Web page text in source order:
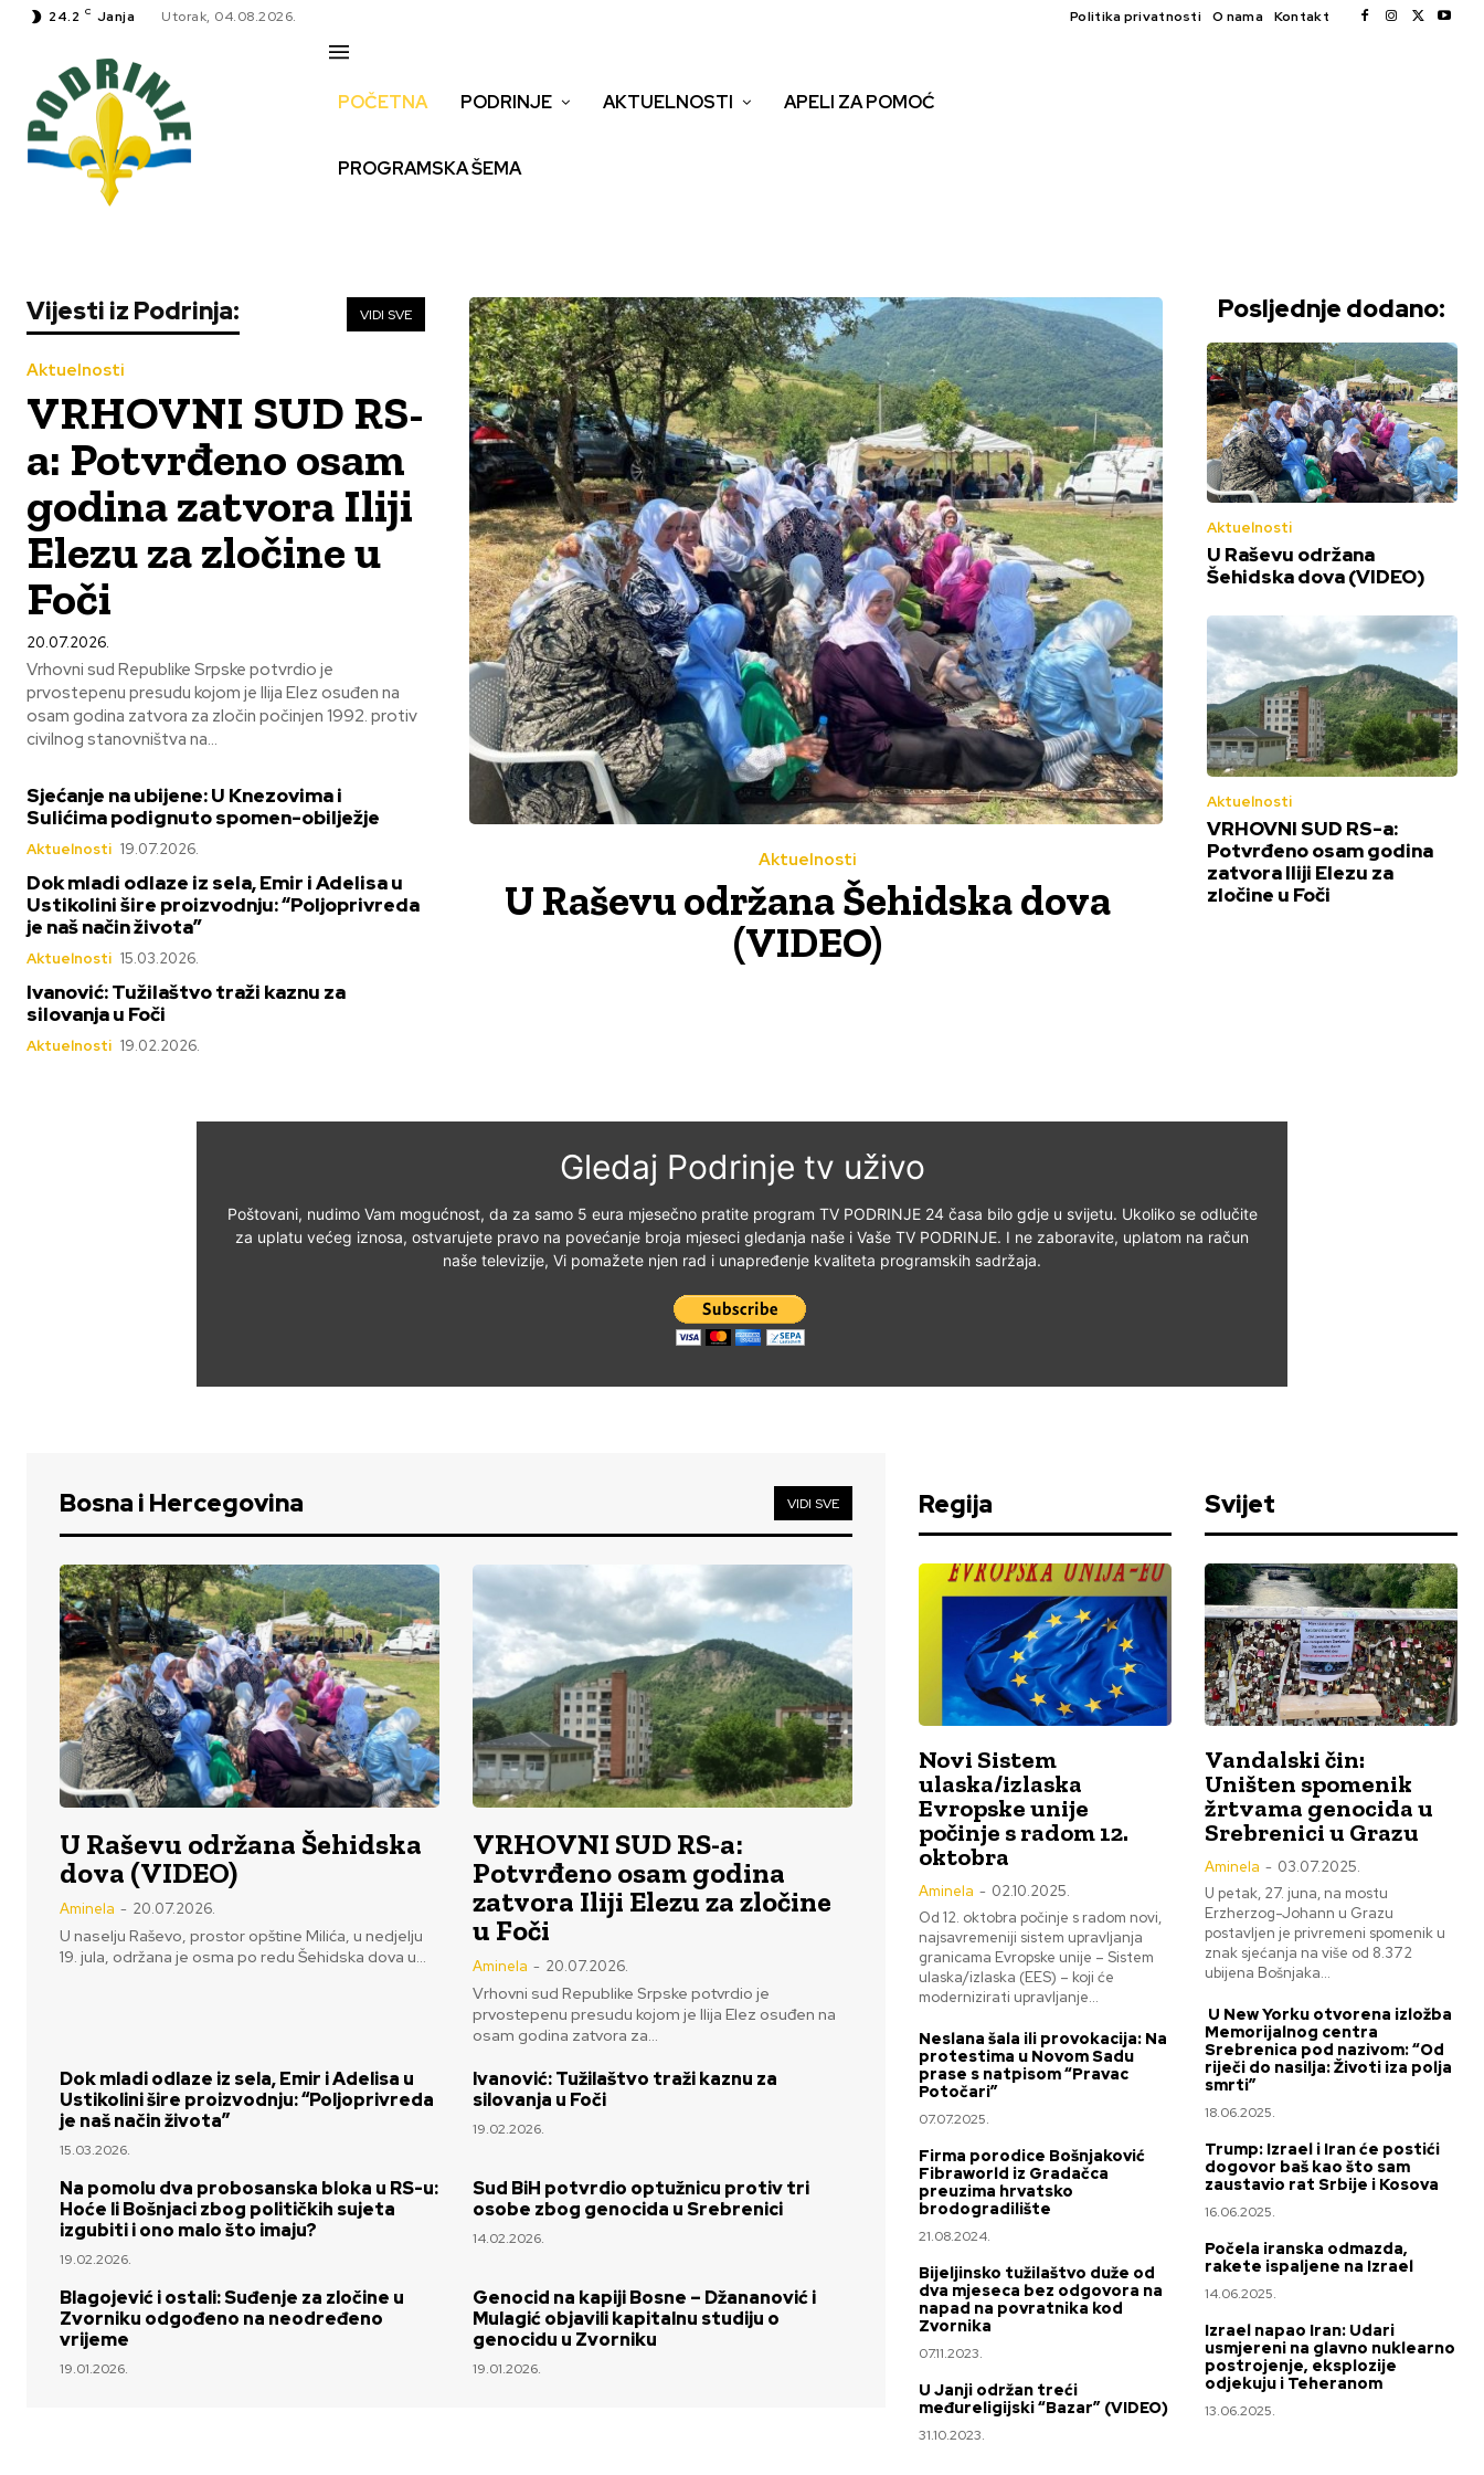
24.2 C Janja Utorak, 04.08.2026. Politika privatnosti O nama Kontakt
POČETNA PODRINJE AKTUELNOSTI APELI ZA POMOĆ
PROGRAMSKA ŠEMA
VIDI SVE
Vijesti iz Podrinja:
Aktuelnosti
VRHOVNI SUD RS-
a: Potvrđeno osam
godina zatvora Iliji
Elezu za zločine u
Foči
20.07.2026.
Vrhovni sud Republike Srpske potvrdio je
prvostepenu presudu kojom je Ilija Elez osuđen na
osam godina zatvora za zločin počinjen 1992. protiv
civilnog stanovništva na...
Sjećanje na ubijene: U Knezovima i
Sulićima podignuto spomen-obilježje
Aktuelnosti 19.07.2026.
Dok mladi odlaze iz sela, Emir i Adelisa u
Ustikolini šire proizvodnju: “Poljoprivreda
je naš način života”
Aktuelnosti 15.03.2026.
Ivanović: Tužilaštvo traži kaznu za
silovanja u Foči
Aktuelnosti 19.02.2026.
Aktuelnosti
U Raševu održana Šehidska dova
(VIDEO)
Posljednje dodano:
Aktuelnosti
U Raševu održana
Šehidska dova (VIDEO)
Aktuelnosti
VRHOVNI SUD RS-a:
Potvrđeno osam godina
zatvora Iliji Elezu za
zločine u Foči
Gledaj Podrinje tv uživo
Poštovani, nudimo Vam mogućnost, da za samo 5 eura mjesečno pratite program TV PODRINJE 24 časa bilo gdje u svijetu. Ukoliko se odlučite
za uplatu većeg iznosa, ostvarujete pravo na povećanje broja mjeseci gledanja naše i Vaše TV PODRINJE. I ne zaboravite, uplatom na račun
naše televizije, Vi pomažete njen rad i unapređenje kvaliteta programskih sadržaja.
Bosna i Hercegovina VIDI SVE
U Raševu održana Šehidska
dova (VIDEO)
Aminela - 20.07.2026.
U naselju Raševo, prostor opštine Milića, u nedjelju
19. jula, održana je osma po redu Šehidska dova u...
VRHOVNI SUD RS-a:
Potvrđeno osam godina
zatvora Iliji Elezu za zločine
u Foči
Aminela - 20.07.2026.
Vrhovni sud Republike Srpske potvrdio je
prvostepenu presudu kojom je Ilija Elez osuđen na
osam godina zatvora za...
Dok mladi odlaze iz sela, Emir i Adelisa u
Ustikolini šire proizvodnju: “Poljoprivreda
je naš način života”
15.03.2026.
Ivanović: Tužilaštvo traži kaznu za
silovanja u Foči
19.02.2026.
Na pomolu dva probosanska bloka u RS-u:
Hoće li Bošnjaci zbog političkih sujeta
izgubiti i ono malo što imaju?
19.02.2026.
Sud BiH potvrdio optužnicu protiv tri
osobe zbog genocida u Srebrenici
14.02.2026.
Blagojević i ostali: Suđenje za zločine u
Zvorniku odgođeno na neodređeno
vrijeme
19.01.2026.
Genocid na kapiji Bosne – Džananović i
Mulagić objavili kapitalnu studiju o
genocidu u Zvorniku
19.01.2026.
Regija
Novi Sistem
ulaska/izlaska
Evropske unije
počinje s radom 12.
oktobra
Aminela - 02.10.2025.
Od 12. oktobra počinje s radom novi,
najsavremeniji sistem upravljanja
granicama Evropske unije – Sistem
ulaska/izlaska (EES) – koji će
modernizirati upravljanje...
Neslana šala ili provokacija: Na
protestima u Novom Sadu
prase s natpisom “Pravac
Potočari”
07.07.2025.
Firma porodice Bošnjaković
Fibraworld iz Gradačca
preuzima hrvatsko
brodogradilište
21.08.2024.
Bijeljinsko tužilaštvo duže od
dva mjeseca bez odgovora na
napad na povratnika kod
Zvornika
07.11.2023.
U Janji održan treći
međureligijski “Bazar” (VIDEO)
31.10.2023.
Svijet
Vandalski čin:
Uništen spomenik
žrtvama genocida u
Srebrenici u Grazu
Aminela - 03.07.2025.
U petak, 27. juna, na mostu
Erzherzog-Johann u Grazu
postavljen je privremeni spomenik u
znak sjećanja na više od 8.372
ubijena Bošnjaka...
U New Yorku otvorena izložba
Memorijalnog centra
Srebrenica pod nazivom: “Od
riječi do nasilja: Životi iza polja
smrti”
18.06.2025.
Trump: Izrael i Iran će postići
dogovor baš kao što sam
zaustavio rat Srbije i Kosova
16.06.2025.
Počela iranska odmazda,
rakete ispaljene na Izrael
14.06.2025.
Izrael napao Iran: Udari
usmjereni na glavno nuklearno
postrojenje, eksplozije
odjekuju i Teheranom
13.06.2025.